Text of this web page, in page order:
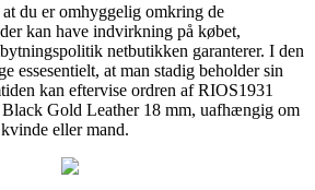
du er omhyggelig omkring de
kan have indvirkning på købet,
netbutikken garanterer. I den
essesentielt, at man stadig beholder sin
kan eftervise ordren af RIOS1931
Gold Leather 18 mm, uafhængig om
eller mand.